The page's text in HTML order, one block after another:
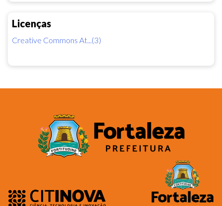
Licenças
Creative Commons At...(3)